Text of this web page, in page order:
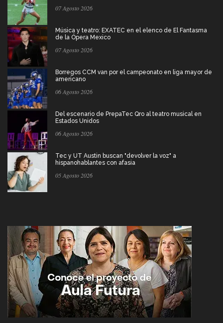
07 Agosto 2026
Música y teatro: EXATEC en el elenco de El Fantasma
de la Ópera Mexico
07 Agosto 2026
Borregos CCM van por el campeonato en liga mayor de
americano
06 Agosto 2026
Del escenario de PrepaTec Qro al teatro musical en
Estados Unidos
06 Agosto 2026
Tec y UT Austin buscan "devolver la voz" a
hispanohablantes con afasia
05 Agosto 2026